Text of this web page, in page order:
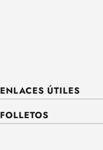
ENLACES ÚTILES
FOLLETOS